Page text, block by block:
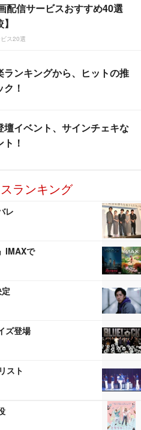
配信サービスおすすめ40選
ス20選
ランキングから、ヒットの推
！
壇イベント、サインチェキな
！
ランキング
レ
IMAXで
ズ登場
スト